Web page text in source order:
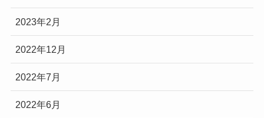
2023年2月
2022年12月
2022年7月
2022年6月